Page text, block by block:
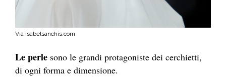
Via isabelsanchis.com
Le perle sono le grandi protagoniste dei cerchietti,
di ogni forma e dimensione.